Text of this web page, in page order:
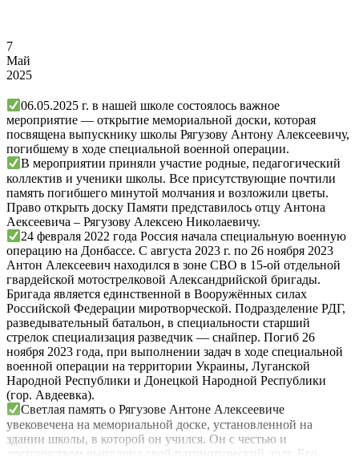
7
Май
2025
06.05.2025 г. в нашей школе состоялось важное
мероприятие — открытие мемориальной доски, которая
посвящена выпускнику школы Рягузову Антону Алексеевичу,
погибшему в ходе специальной военной операции.
В мероприятии приняли участие родные, педагогический
коллектив и ученики школы. Все присутствующие почтили
память погибшего минутой молчания и возложили цветы.
Право открыть доску Памяти представилось отцу Антона
Аексеевича – Рягузову Алексею Николаевичу.
24 февраля 2022 года Россия начала специальную военную
операцию на Донбассе. С августа 2023 г. по 26 ноября 2023
Антон Алексеевич находился в зоне СВО в 15-ой отдельной
гвардейской мотострелковой Александрийской бригады.
Бригада является единственной в Вооружённых силах
Российской Федерации миротворческой. Подразделение РДГ,
разведывательный батальон, в специальности старший
стрелок специализация разведчик — снайпер. Погиб 26
ноября 2023 года, при выполнении задач в ходе специальной
военной операции на территории Украины, Луганской
Народной Республики и Донецкой Народной Республики
(гор. Авдеевка).
Светлая память о Рягузове Антоне Алексеевиче
увековечена на мемориальной доске, установленной на
здании школы, в которой он учился. Он с честью и
достоинством выполнил свой патриотический долг. Его